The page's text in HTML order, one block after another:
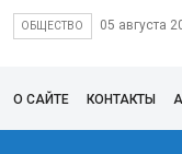
ОБЩЕСТВО 05 августа
О САЙТЕ КОНТАКТЫ